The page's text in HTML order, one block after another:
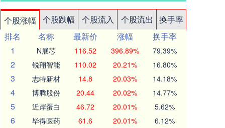
个股涨幅 个股跌幅 个股流入 个股流出
换手率
排名
名称 最新价 涨幅
换手率
1
N展芯 116.52 396.89% 79.39%
2 锐翔智能 110.02 20.21% 16.80%
3 志特新材 14.8 20.03% 14.18%
4 博腾股份 20.44 20.02% 14.77%
5 近岸蛋白 46.72 20.01% 5.62%
6 毕得医药 61.6 20.01% 6.12%